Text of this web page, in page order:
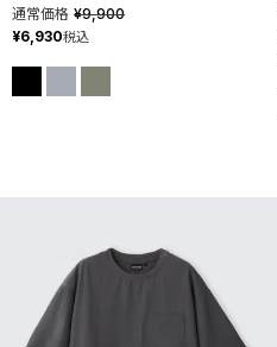
通常価格 ¥9,900
¥6,930税込